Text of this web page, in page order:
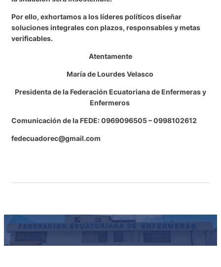
Por ello, exhortamos a los líderes políticos diseñar
soluciones integrales con plazos, responsables y metas
verificables.
Atentamente
María de Lourdes Velasco
Presidenta de la Federación Ecuatoriana de Enfermeras y
Enfermeros
Comunicación de la FEDE: 0969096505 – 0998102612
fedecuadorec@gmail.com